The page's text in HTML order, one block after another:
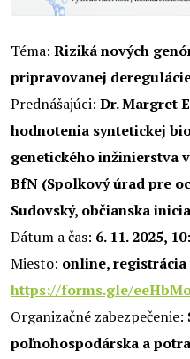
Téma: Riziká nových
pripravovanej
Prednášajúci: Dr. Margret
hodnotenia syntetickej
genetického inžinierstva
BfN (Spolkový úrad pre
Sudovský, občianska
Dátum a čas: 6. 11. 2025,
Miesto: online, registrácia
https://forms.gle/
Organizačné zabezpečenie:
poľnohospodárska a